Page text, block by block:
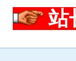
站